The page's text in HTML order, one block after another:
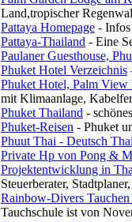
Land,tropischer
Pattaya Homepage - Infos
Pattaya-Thailand - Eine
Paulaner Guesthouse,
Phuket Hotel Verzeichnis
Phuket Hotel, Palm View
mit Klimaanlage,
Phuket Thailand -
Phuket-Reisen - Phuket
Phuut Thai - Deutsch
Private Hp von Pong &
Projektentwicklung in
Steuerberater,
Rainbow-Divers
Tauchschule ist von